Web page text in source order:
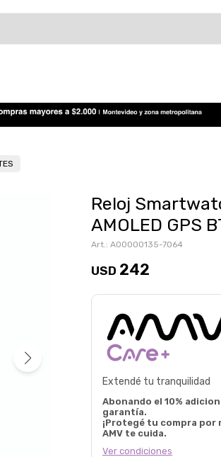
Reloj
AMOLED GPS
A00000135-7064
USD 242
Extendé tu tranquilidad
Abonando el 10%
garantía.
¡Protegé tu compra por
AMV te cuida.
Ver condiciones